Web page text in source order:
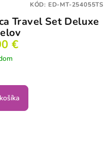
Travel Set Deluxe
€
KÓD: ED-MT-254055TS